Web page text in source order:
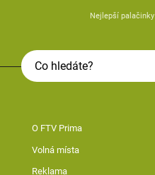
Nejlepší palačinky
O FTV Prima
Volná místa
Reklama